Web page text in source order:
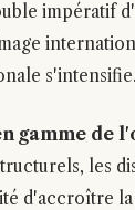
impératif
s'intensifie.
gamme de
les
d'accroître la